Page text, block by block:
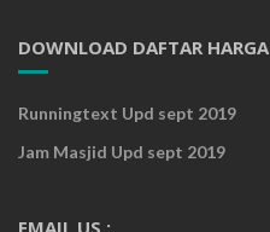
DOWNLOAD DAFTAR HARGA
Runningtext Upd sept 2019
Jam Masjid Upd sept 2019
EMAIL US :